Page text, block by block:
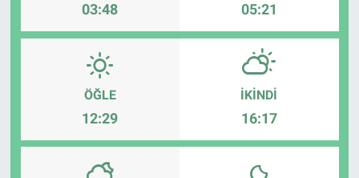
03:48 05:21
ÖĞLE
12:29
İKINDI
16:17
MAGAZİN
KÜLTÜR-SANAT
ÇEVRE